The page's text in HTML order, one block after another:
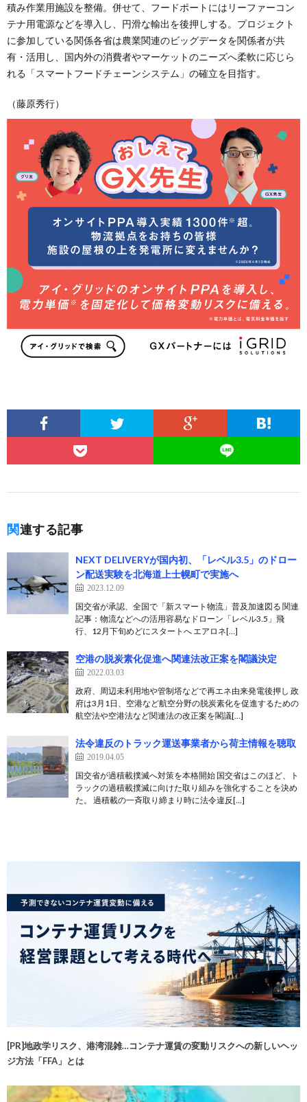
積み作業用施設を整備。併せて、フードポートにはリーファーコン
テナ用電源などを導入し、円滑な輸出を後押しする。プロジェクト
に参加している関係各省は農業関連のビッグデータを関係者が共
有・活用し、国内外の消費者やマーケットのニーズへ柔軟に応じら
れる「スマートフードチェーンシステム」の確立を目指す。
（藤原秀行）
関連する記事
NEXT DELIVERYが国内初、「レベル3.5」のドロー
ン配送実験を北海道上士幌町で実施へ
2023.12.09
国交省が承認、全国で「新スマート物流」普及加速図る 関連
記事：物流などへの活用容易なドローン「レベル3.5」飛
行、12月下旬めどにスタートへ エアロネ[…]
空港の脱炭素化促進へ関連法改正案を閣議決定
2022.03.03
政府、周辺未利用地や管制塔などで再エネ由来発電後押し 政
府は3月1日、空港など航空分野の脱炭素化を促進するための
航空法や空港法など関連法の改正案を閣議[…]
法令違反のトラック運送事業者から荷主情報を聴取
2019.04.05
国交省が過積載撲滅へ対策を本格開始 国交省はこのほど、ト
ラックの過積載撲滅に向けた取り組みを強化することを決め
た。 過積載の一斉取り締まり時に法令違反[…]
[PR]地政学リスク、港湾混雑…コンテナ運賃の変動リスクへの新しいヘッ
ジ方法「FFA」とは